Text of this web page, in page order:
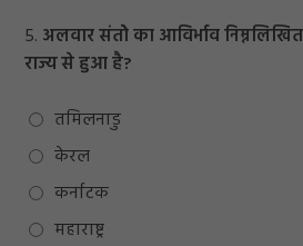
5. अलवार संतोे का आविर्भाव
राज्य से हुआ है?
तमिलनाडु
केरल
कर्नाटक
महाराष्ट्र